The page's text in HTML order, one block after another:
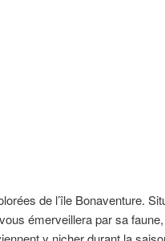
de l’île Bonaventure.
émerveillera par sa